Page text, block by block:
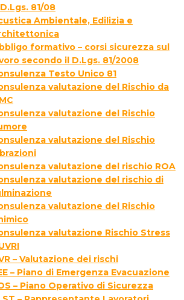
81/08
Ambientale, Edilizia e
formativo – corsi sicurezza sul
secondo il D.Lgs. 81/2008
Testo Unico 81
valutazione del Rischio da
valutazione del Rischio
valutazione del Rischio
valutazione del rischio ROA
valutazione del rischio di
valutazione del Rischio
valutazione Rischio Stress
– Valutazione dei rischi
– Piano di Emergenza Evacuazione
– Piano Operativo di Sicurezza